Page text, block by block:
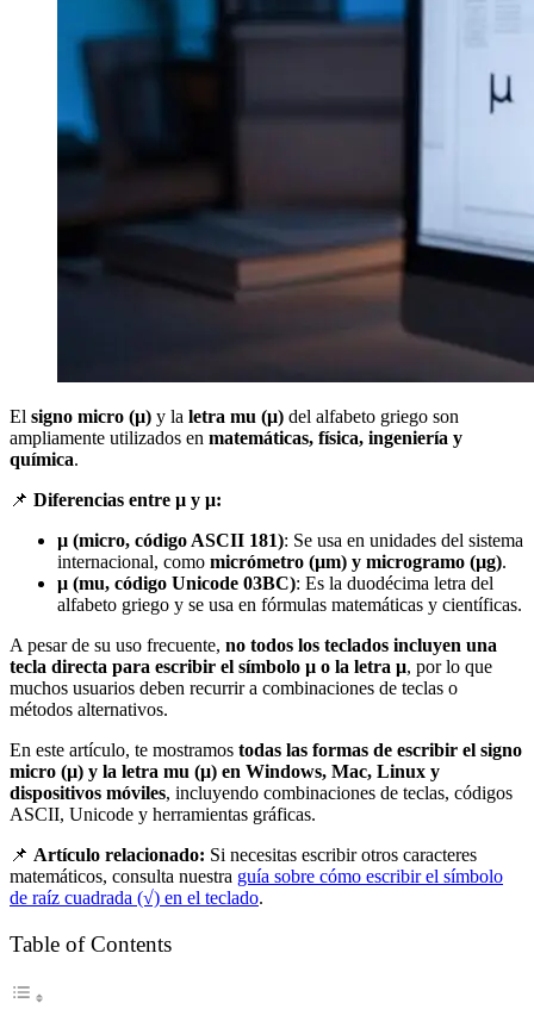
El signo micro (µ) y la letra mu (μ) del alfabeto griego son
ampliamente utilizados en matemáticas, física, ingeniería y
química.
📌 Diferencias entre µ y μ:
µ (micro, código ASCII 181): Se usa en unidades del sistema
internacional, como micrómetro (µm) y microgramo (µg).
μ (mu, código Unicode 03BC): Es la duodécima letra del
alfabeto griego y se usa en fórmulas matemáticas y científicas.
A pesar de su uso frecuente, no todos los teclados incluyen una
tecla directa para escribir el símbolo µ o la letra μ, por lo que
muchos usuarios deben recurrir a combinaciones de teclas o
métodos alternativos.
En este artículo, te mostramos todas las formas de escribir el signo
micro (µ) y la letra mu (μ) en Windows, Mac, Linux y
dispositivos móviles, incluyendo combinaciones de teclas, códigos
ASCII, Unicode y herramientas gráficas.
📌 Artículo relacionado: Si necesitas escribir otros caracteres
matemáticos, consulta nuestra guía sobre cómo escribir el símbolo
de raíz cuadrada (√) en el teclado.
Table of Contents